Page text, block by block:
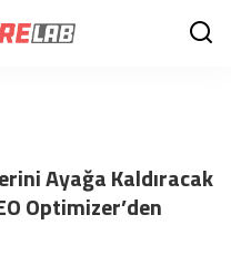
Ayağa Kaldıracak
Optimizer’den